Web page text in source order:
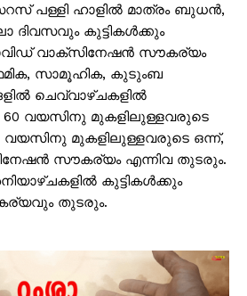
പള്ളി ഹാളിൽ മാത്രം ബുധൻ,
ദിവസവും കുട്ടികൾക്കും
വാക്‌സിനേഷൻ സൗകര്യം
സാമൂഹിക, കുടുംബ
ചെവ്വാഴ്ചകളിൽ
60 വയസിനു മുകളിലുള്ളവരുടെ
മുകളിലുള്ളവരുടെ ഒന്ന്,
സൗകര്യം എന്നിവ തുടരും.
കുട്ടികൾക്കും
തുടരും.